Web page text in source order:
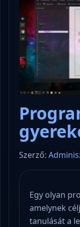
Szerző:
Egy olyan
amelynek
tanulását a